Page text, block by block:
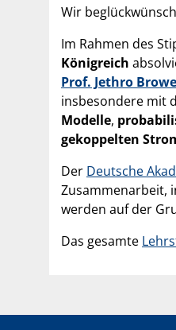
Wir
Im Rahmen des
Königreich
Prof. Jethro
insbesondere mit
Modelle,
gekoppelten
Der Deutsche
Zusammenarbeit,
werden auf der
Das gesamte